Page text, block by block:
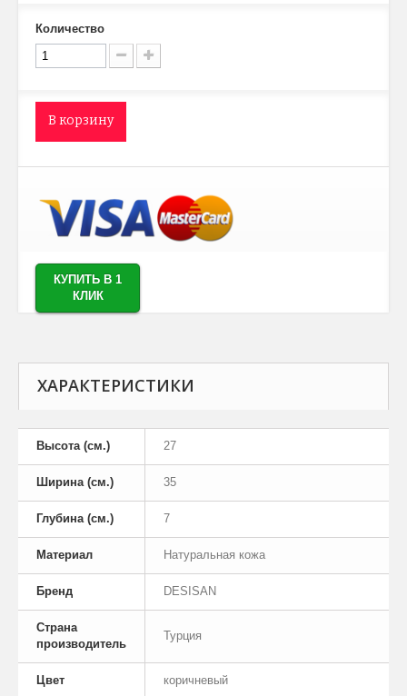
Количество
В корзину
КУПИТЬ В 1
КЛИК
ХАРАКТЕРИСТИКИ
Высота (см.) 27
Ширина (см.) 35
Глубина (см.) 7
Материал Натуральная кожа
Бренд DESISAN
Страна
производитель
Турция
Цвет коричневый